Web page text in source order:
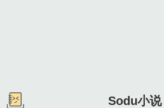
Sodu小说